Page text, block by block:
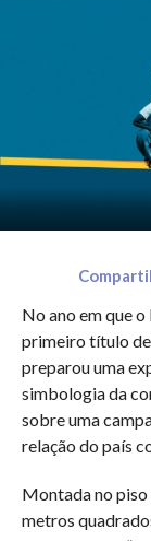
No ano em que
primeiro título
preparou uma
simbologia da
sobre uma
relação do país
Montada no piso
metros